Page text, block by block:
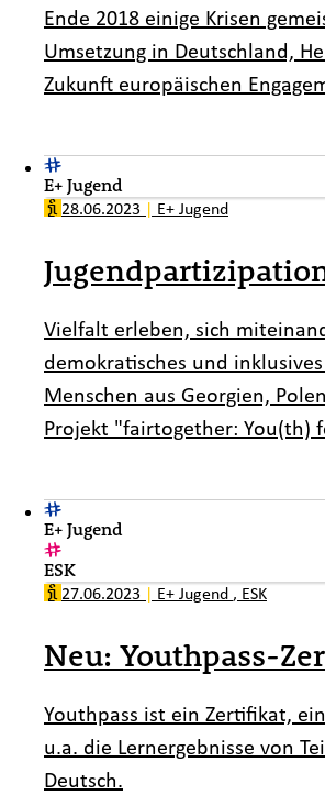
Ende 2018 einige Krisen
Umsetzung in Deutschland,
Zukunft europäischen
E+ Jugend
28.06.2023 | E+ Jugend
Vielfalt erleben, sich
demokratisches und
Menschen aus Georgien,
Projekt "fairtogether: You(th)
E+ Jugend
ESK
27.06.2023 | E+ Jugend , ESK
Neu: Youthpass-
Youthpass ist ein Zertifikat,
u.a. die Lernergebnisse von
Deutsch.